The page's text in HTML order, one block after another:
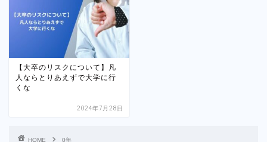
【大卒のリスクについて】凡
人ならとりあえずで大学に行
くな
2024年7月28日
HOME 0年